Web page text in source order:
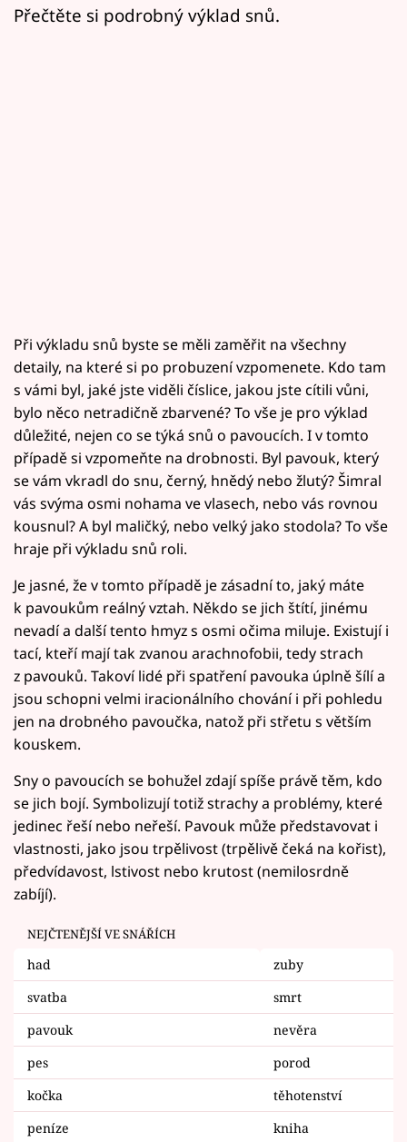
Mámy sobě
Přečtěte si podrobný výklad snů.
Při výkladu snů byste se měli zaměřit na všechny
detaily, na které si po probuzení vzpomenete. Kdo tam
s vámi byl, jaké jste viděli číslice, jakou jste cítili vůni,
bylo něco netradičně zbarvené? To vše je pro výklad
důležité, nejen co se týká snů o pavoucích. I v tomto
případě si vzpomeňte na drobnosti. Byl pavouk, který
se vám vkradl do snu, černý, hnědý nebo žlutý? Šimral
vás svýma osmi nohama ve vlasech, nebo vás rovnou
kousnul? A byl maličký, nebo velký jako stodola? To vše
hraje při výkladu snů roli.
Je jasné, že v tomto případě je zásadní to, jaký máte
k pavoukům reálný vztah. Někdo se jich štítí, jinému
nevadí a další tento hmyz s osmi očima miluje. Existují i
tací, kteří mají tak zvanou arachnofobii, tedy strach
z pavouků. Takoví lidé při spatření pavouka úplně šílí a
jsou schopni velmi iracionálního chování i při pohledu
jen na drobného pavoučka, natož při střetu s větším
kouskem.
Sny o pavoucích se bohužel zdají spíše právě těm, kdo
se jich bojí. Symbolizují totiž strachy a problémy, které
jedinec řeší nebo neřeší. Pavouk může představovat i
vlastnosti, jako jsou trpělivost (trpělivě čeká na kořist),
předvídavost, lstivost nebo krutost (nemilosrdně
zabíjí).
NEJČTENĚJŠÍ VE SNÁŘÍCH
had
zuby
svatba
smrt
pavouk
nevěra
pes
porod
kočka
těhotenství
peníze
kniha